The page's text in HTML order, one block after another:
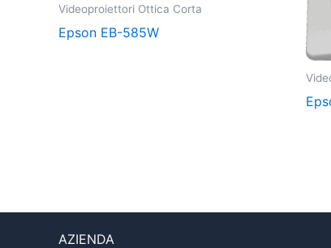
Videoproiettori Ottica Corta
Epson EB-585W
AZIENDA